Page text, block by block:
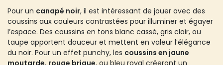
Pour un canapé noir, il est intéressant de jouer avec des
coussins aux couleurs contrastées pour illuminer et égayer
l’espace. Des coussins en tons blanc cassé, gris clair, ou
taupe apportent douceur et mettent en valeur l’élégance
du noir. Pour un effet punchy, les coussins en jaune